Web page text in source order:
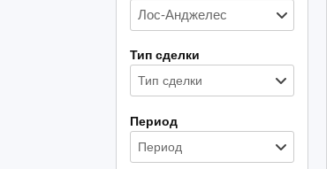
Тип сделки
Тип сделки
Период
Период